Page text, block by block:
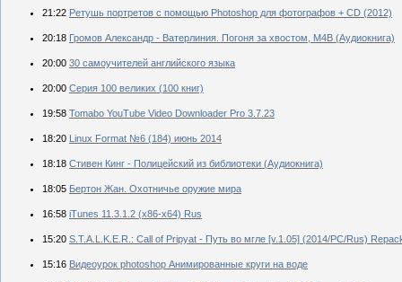
21:22 Ретушь портретов с помощью Photoshop для фотографов + CD (2012)
20:18 Громов Александр - Ватерлиния. Погоня за хвостом, М4В (Аудиокнига)
20:00 30 самоучителей английского языка
20:00 Серия 100 великих (100 книг)
19:58 Tomabo YouTube Video Downloader Pro 3.7.23
18:20 Linux Format №6 (184) июнь 2014
18:18 Стивен Кинг - Полицейский из библиотеки (Аудиокнига)
18:05 Бертон Жан. Охотничье оружие мира
16:58 iTunes 11.3.1.2 (х86-х64) Rus
15:20 S.T.A.L.K.E.R.: Call of Pripyat - Путь во мгле [v.1.05] (2014/PC/Rus)
15:16 Видеоурок photoshop Анимированные круги на воде